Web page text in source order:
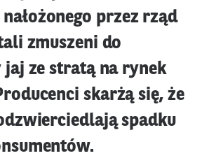
przez rząd
zmuszeni do
jaj ze stratą na rynek
skarżą się, że
spadku